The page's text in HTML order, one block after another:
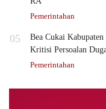
Pemerintahan
05
Bea Cukai
Kritisi Persoalan
Pemerintahan